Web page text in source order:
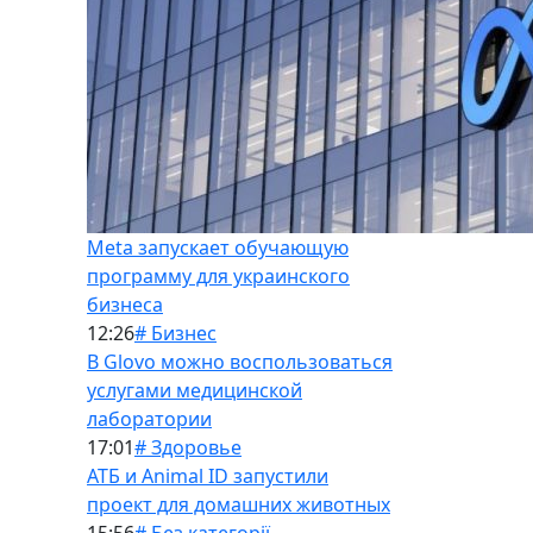
Meta запускает обучающую
программу для украинского
бизнеса
12:26# Бизнес
В Glovo можно воспользоваться
услугами медицинской
лаборатории
17:01# Здоровье
АТБ и Animal ID запустили
проект для домашних животных